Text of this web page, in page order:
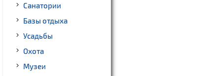
Санатории
Базы отдыха
Усадьбы
Охота
Музеи